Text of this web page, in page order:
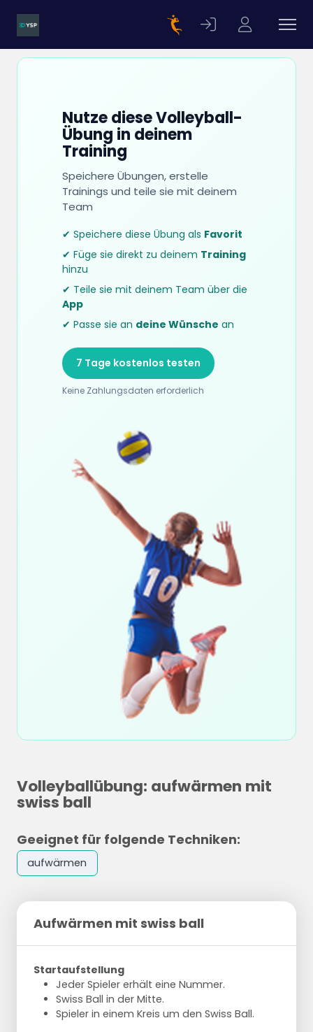
Nutze diese Volleyball-
Übung in deinem
Training
Speichere Übungen, erstelle
Trainings und teile sie mit deinem
Team
✔ Speichere diese Übung als Favorit
✔ Füge sie direkt zu deinem Training
hinzu
✔ Teile sie mit deinem Team über die
App
✔ Passe sie an deine Wünsche an
7 Tage kostenlos testen
Keine Zahlungsdaten erforderlich
Volleyballübung: aufwärmen mit
swiss ball
Geeignet für folgende Techniken:
aufwärmen
Aufwärmen mit swiss ball
Startaufstellung
Jeder Spieler erhält eine Nummer.
Swiss Ball in der Mitte.
Spieler in einem Kreis um den Swiss Ball.